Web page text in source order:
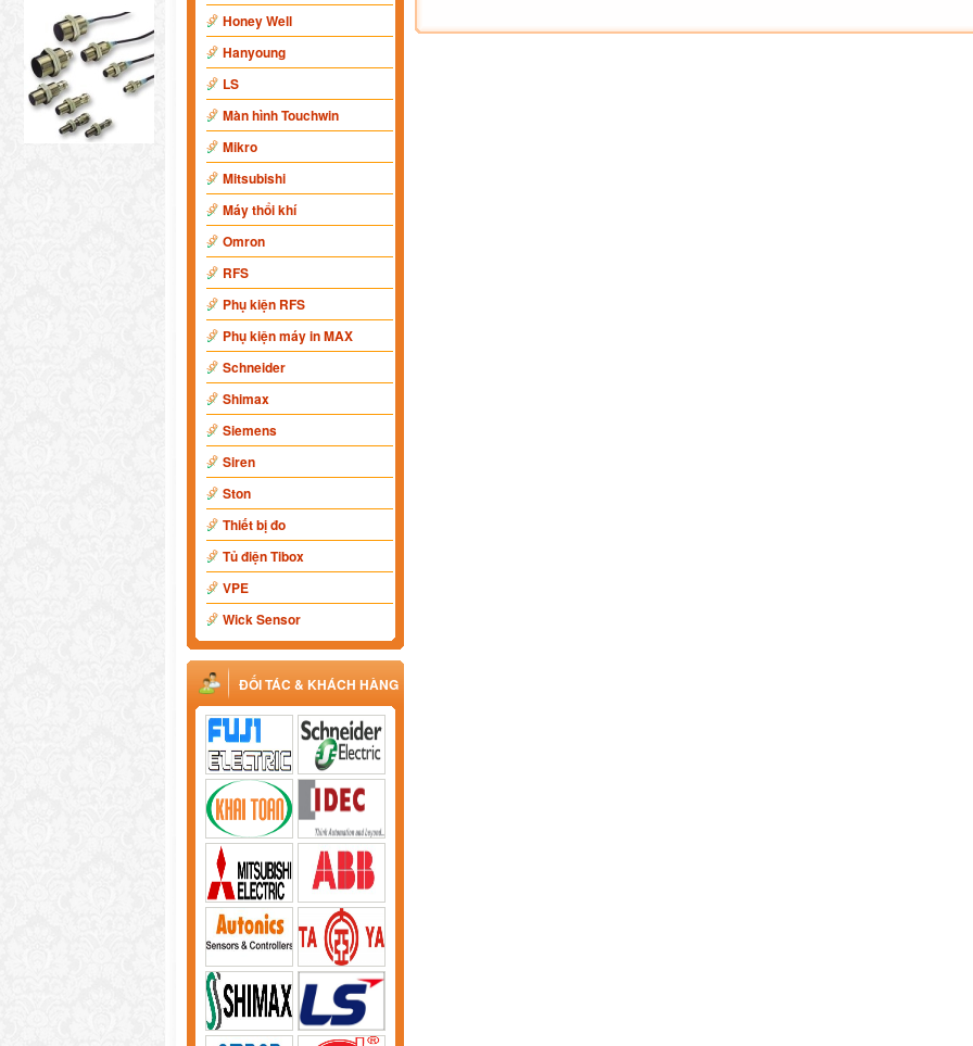
Honey Well
Hanyoung
LS
Màn hình Touchwin
Mikro
Mitsubishi
Máy thổi khí
Omron
RFS
Phụ kiện RFS
Phụ kiện máy in MAX
Schneider
Shimax
Siemens
Siren
Ston
Thiết bị đo
Tủ điện Tibox
VPE
Wick Sensor
ĐỐI TÁC & KHÁCH HÀNG